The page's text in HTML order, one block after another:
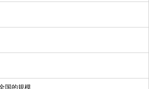
国的規模